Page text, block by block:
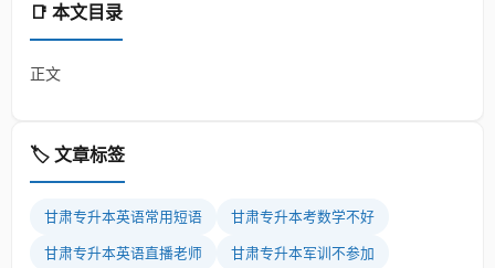
📑 本文目录
正文
🏷️ 文章标签
甘肃专升本英语常用短语 甘肃专升本考数学不好
甘肃专升本英语直播老师 甘肃专升本军训不参加